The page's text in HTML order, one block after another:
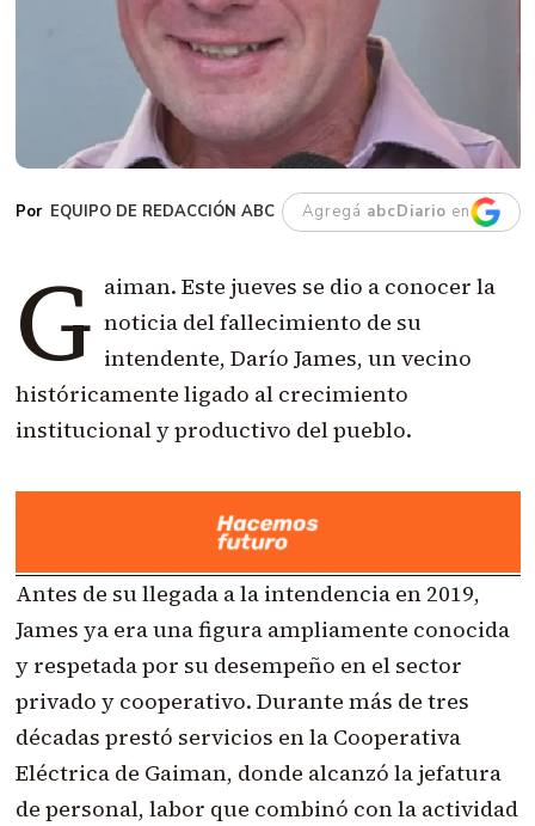
EQUIPO DE REDACCIÓN ABC Agregá abcDiario en
G aiman. Este jueves se dio a conocer la
noticia del fallecimiento de su
intendente, Darío James, un vecino
históricamente ligado al crecimiento
institucional y productivo del pueblo.
Antes de su llegada a la intendencia en 2019,
James ya era una figura ampliamente conocida
y respetada por su desempeño en el sector
privado y cooperativo. Durante más de tres
décadas prestó servicios en la Cooperativa
Eléctrica de Gaiman, donde alcanzó la jefatura
de personal, labor que combinó con la actividad